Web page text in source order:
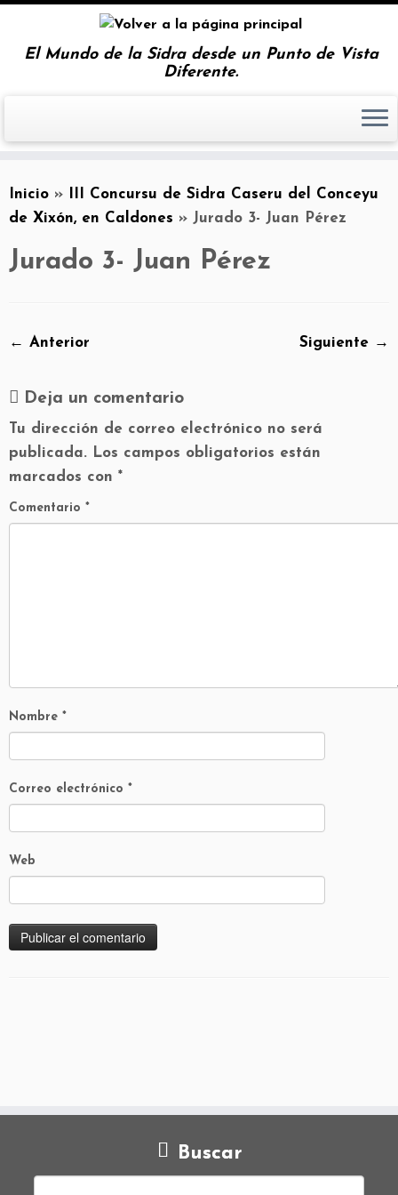
El Mundo de la Sidra desde un Punto de Vista
Diferente.
Inicio » III Concursu de Sidra Caseru del Conceyu
de Xixón, en Caldones » Jurado 3- Juan Pérez
Jurado 3- Juan Pérez
← Anterior Siguiente →
Deja un comentario
Tu dirección de correo electrónico no será
publicada. Los campos obligatorios están
marcados con *
Comentario *
Nombre *
Correo electrónico *
Web
Buscar